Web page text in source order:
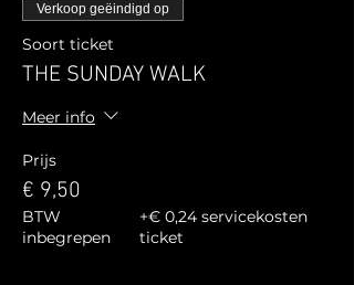
Verkoop geëindigd op
Soort ticket
THE SUNDAY WALK
Meer info
Prijs
€ 9,50
BTW
inbegrepen
+€ 0,24 servicekosten
ticket